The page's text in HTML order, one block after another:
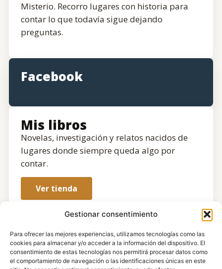
Gestionar consentimiento
Para ofrecer las mejores experiencias, utilizamos tecnologías como las
cookies para almacenar y/o acceder a la información del dispositivo. El
consentimiento de estas tecnologías nos permitirá procesar datos como
el comportamiento de navegación o las identificaciones únicas en este
Misterio. Recorro lugares con historia para
contar lo que todavía sigue dejando
preguntas.
Facebook
Mis libros
Novelas, investigación y relatos nacidos de
lugares donde siempre queda algo por
contar.
Ver tienda